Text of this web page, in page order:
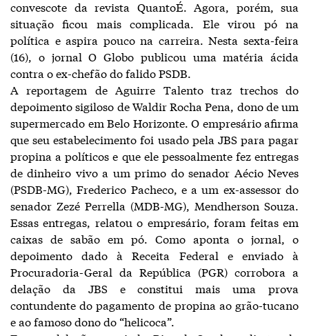
convescote da revista QuantoÉ. Agora, porém, sua
situação ficou mais complicada. Ele virou pó na
política e aspira pouco na carreira. Nesta sexta-feira
(16), o jornal O Globo publicou uma matéria ácida
contra o ex-chefão do falido PSDB.
A reportagem de Aguirre Talento traz trechos do
depoimento sigiloso de Waldir Rocha Pena, dono de um
supermercado em Belo Horizonte. O empresário afirma
que seu estabelecimento foi usado pela JBS para pagar
propina a políticos e que ele pessoalmente fez entregas
de dinheiro vivo a um primo do senador Aécio Neves
(PSDB-MG), Frederico Pacheco, e a um ex-assessor do
senador Zezé Perrella (MDB-MG), Mendherson Souza.
Essas entregas, relatou o empresário, foram feitas em
caixas de sabão em pó. Como aponta o jornal, o
depoimento dado à Receita Federal e enviado à
Procuradoria-Geral da República (PGR) corrobora a
delação da JBS e constitui mais uma prova
contundente do pagamento de propina ao grão-tucano
e ao famoso dono do “helicoca”.